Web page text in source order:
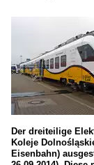
Der dreiteilige
Koleje
Eisenbahn)